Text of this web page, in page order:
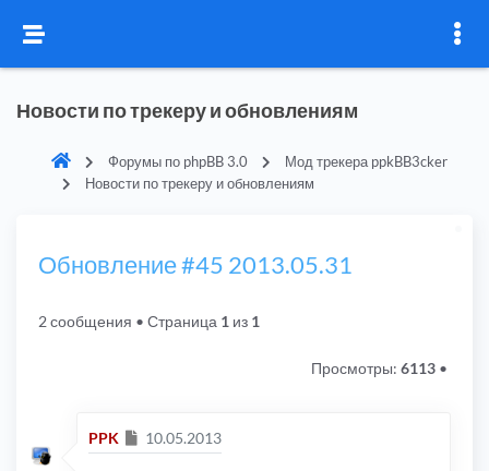
Новости по трекеру и обновлениям
Форумы по phpBB 3.0
Мод трекера ppkBB3cker
Новости по трекеру и обновлениям
Обновление #45 2013.05.31
2 сообщения • Страница 1 из 1
Просмотры: 6113 •
PPK Сообщение
10.05.2013